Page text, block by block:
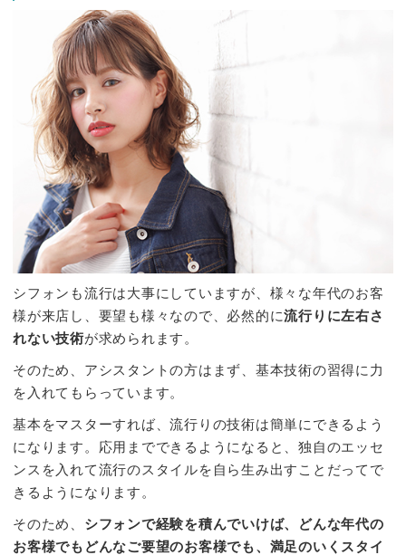
シフォンも流行は大事にしていますが、様々な年代のお客
様が来店し、要望も様々なので、必然的に流行りに左右さ
れない技術が求められます。
そのため、アシスタントの方はまず、基本技術の習得に力
を入れてもらっています。
基本をマスターすれば、流行りの技術は簡単にできるよう
になります。応用までできるようになると、独自のエッセ
ンスを入れて流行のスタイルを自ら生み出すことだってで
きるようになります。
そのため、 シフォンで経験を積んでいけば、どんな年代の
お客様でもどんなご要望のお客様でも、満足のいくスタイ